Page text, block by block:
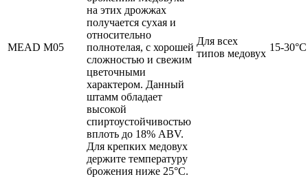
MEAD M05
на этих дрожжах
получается сухая и
относительно
полнотелая, с хорошей
сложностью и свежим
цветочными
характером. Данный
штамм обладает
высокой
спиртоустойчивостью
вплоть до 18% ABV.
Для крепких медовух
держите температуру
брожения ниже 25°C.
Для всех
типов медовух
15-30°C